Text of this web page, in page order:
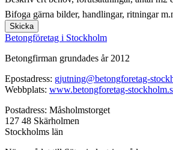
Bifoga gärna bilder, handlingar, ritningar
Skicka
Betongföretag i Stockholm
Betongfirman grundades år 2012
Epostadress: gjutning@betongforetag-
Webbplats: www.betongforetag-
Postadress: Måsholmstorget
127 48 Skärholmen
Stockholms län